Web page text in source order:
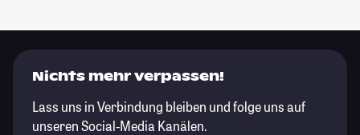
Nichts mehr verpassen!
Lass uns in Verbindung bleiben und folge uns auf
unseren Social-Media Kanälen.